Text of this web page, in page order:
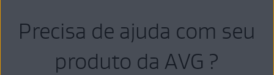
Precisa de ajuda com seu
produto da AVG ?